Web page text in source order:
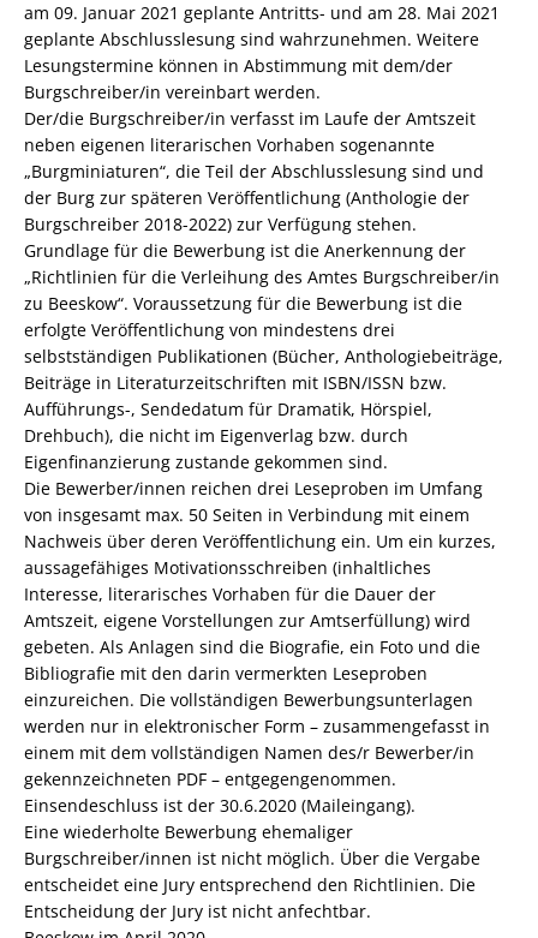
am 09. Januar 2021 geplante Antritts- und am 28. Mai 2021
geplante Abschlusslesung sind wahrzunehmen. Weitere
Lesungstermine können in Abstimmung mit dem/der
Burgschreiber/in vereinbart werden.
Der/die Burgschreiber/in verfasst im Laufe der Amtszeit
neben eigenen literarischen Vorhaben sogenannte
„Burgminiaturen“, die Teil der Abschlusslesung sind und
der Burg zur späteren Veröffentlichung (Anthologie der
Burgschreiber 2018-2022) zur Verfügung stehen.
Grundlage für die Bewerbung ist die Anerkennung der
„Richtlinien für die Verleihung des Amtes Burgschreiber/in
zu Beeskow“. Voraussetzung für die Bewerbung ist die
erfolgte Veröffentlichung von mindestens drei
selbstständigen Publikationen (Bücher, Anthologiebeiträge,
Beiträge in Literaturzeitschriften mit ISBN/ISSN bzw.
Aufführungs-, Sendedatum für Dramatik, Hörspiel,
Drehbuch), die nicht im Eigenverlag bzw. durch
Eigenfinanzierung zustande gekommen sind.
Die Bewerber/innen reichen drei Leseproben im Umfang
von insgesamt max. 50 Seiten in Verbindung mit einem
Nachweis über deren Veröffentlichung ein. Um ein kurzes,
aussagefähiges Motivationsschreiben (inhaltliches
Interesse, literarisches Vorhaben für die Dauer der
Amtszeit, eigene Vorstellungen zur Amtserfüllung) wird
gebeten. Als Anlagen sind die Biografie, ein Foto und die
Bibliografie mit den darin vermerkten Leseproben
einzureichen. Die vollständigen Bewerbungsunterlagen
werden nur in elektronischer Form – zusammengefasst in
einem mit dem vollständigen Namen des/r Bewerber/in
gekennzeichneten PDF – entgegengenommen.
Einsendeschluss ist der 30.6.2020 (Maileingang).
Eine wiederholte Bewerbung ehemaliger
Burgschreiber/innen ist nicht möglich. Über die Vergabe
entscheidet eine Jury entsprechend den Richtlinien. Die
Entscheidung der Jury ist nicht anfechtbar.